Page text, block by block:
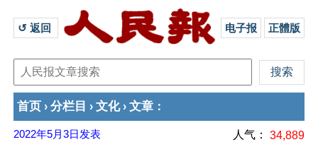
↺ 返回 电子报 正體版
首页 › 分栏目 › 文化› 文章 ：
2022年5月3日 发表 人气： 34,889